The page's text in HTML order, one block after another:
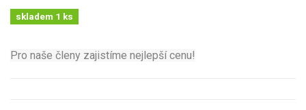
skladem 1 ks
Pro naše členy zajistíme nejlepší cenu!